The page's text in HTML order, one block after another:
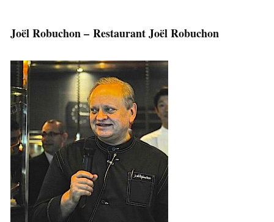
Joël Robuchon – Restaurant Joël Robuchon